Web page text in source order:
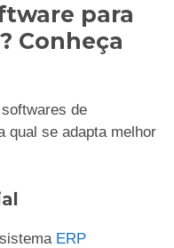
para
Conheça
de
qual se adapta melhor
ERP